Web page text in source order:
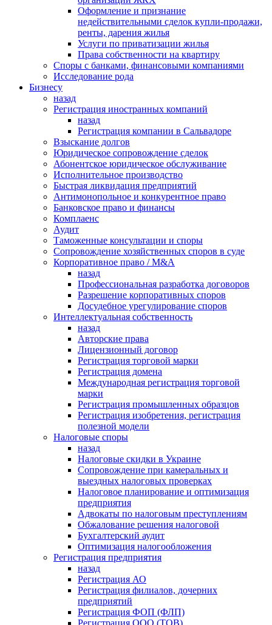
Оформление и признание
недействительными сделок купли-продажи,
ренты, дарения жилья
Услуги по приватизации жилья
Права собственности на квартиру
Cпоры с банками, финансовыми компаниями
Исследование рода
Бизнесу
назад
Регистрация иностранных компаний
назад
Регистрация компании в Сальвадоре
Взыскание долгов
Юридическое сопровождение сделок
Абонентское юридическое обслуживание
Исполнительное производство
Быстрая ликвидация предприятий
Антимонопольное и конкурентное право
Банковское право и финансы
Комплаенс
Аудит
Таможенные консультации и споры
Сопровождение хозяйственных споров в суде
Корпоративное право / M&A
назад
Профессиональная разработка договоров
Разрешение корпоративных споров
Досудебное урегулирование споров
Интеллектуальная собственность
назад
Авторские права
Лицензионный договор
Регистрация торговой марки
Регистрация домена
Международная регистрация торговой
марки
Регистрация промышленных образцов
Регистрация изобретения, регистрация
полезной модели
Налоговые споры
назад
Налоговые скидки в Украине
Сопровождение при камеральных и
выездных налоговых проверках
Налоговое планирование и оптимизация
предприятия
Адвокаты по налоговым преступлениям
Обжалование решения налоговой
Бухгалтерский аудит
Оптимизация налогообложения
Регистрация предприятия
назад
Регистрация АО
Регистрация филиалов, дочерних
предприятий
Регистрация ФОП (ФЛП)
Регистрация ООО (ТОВ)